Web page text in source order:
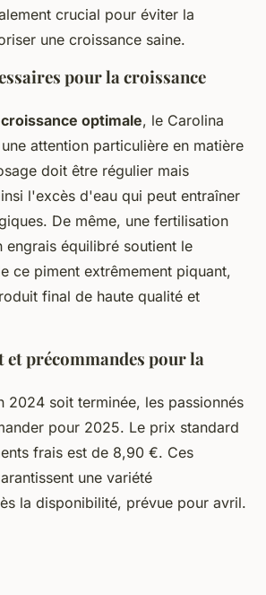
crucial pour éviter la
une croissance saine.
pour la croissance
croissance optimale, le Carolina
attention particulière en matière
doit être régulier mais
l'excès d'eau qui peut entraîner
De même, une fertilisation
engrais équilibré soutient le
ce piment extrêmement piquant,
final de haute qualité et
et précommandes pour la
2024 soit terminée, les passionnés
pour 2025. Le prix standard
frais est de 8,90 €. Ces
une variété
la disponibilité, prévue pour avril.